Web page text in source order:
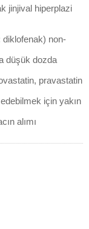
jinjival hiperplazi
diklofenak) non-
düşük dozda
pravastatin
için yakın
alımı